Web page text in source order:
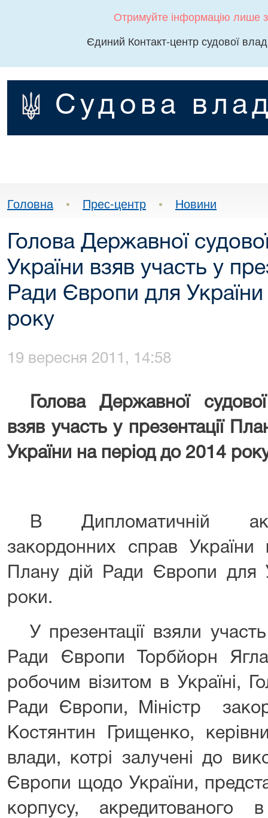
Отримуйте інформацію лише
Єдиний Контакт-центр судової
Судова
Головна • Прес-центр • Новини
Голова Державної судової
України взяв участь у
Ради Європи для
року
19 вересня 2011, 14:58
Голова Державної
взяв участь у презентаці
України на період до 2014
ВДипломатичній
закордонних справ України
Плану дій Ради Європи для
роки.
У презентації взяли
Ради Європи Торбйорн
робочим візитом в Україні,
Ради Європи, Міністр
Костянтин Грищенко,
влади, котрі залучені до
Європи щодо України,
корпусу, акредитованого